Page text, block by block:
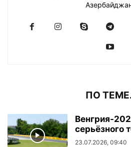
ПО
Венгрия-
серьёзного
23.07.2026, 09:40